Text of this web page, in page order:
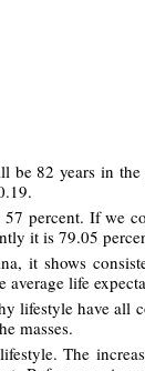
82 years in
percent. If we
it is 79.05
it shows
life
lifestyle have
masses.
The